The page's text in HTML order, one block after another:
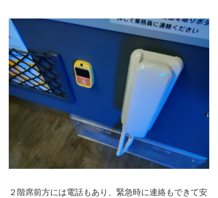
２階席前方には電話もあり、緊急時に連絡もできて安